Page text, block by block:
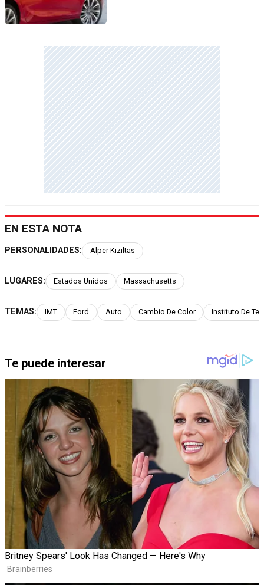
EN ESTA NOTA
PERSONALIDADES: Alper Kiziltas
LUGARES: Estados Unidos Massachusetts
TEMAS: IMT Ford Auto Cambio De Color Instituto De